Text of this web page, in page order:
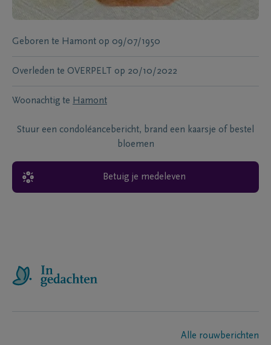
Geboren te Hamont op 09/07/1950
Overleden te OVERPELT op 20/10/2022
Woonachtig te Hamont
Stuur een condoléancebericht, brand een kaarsje of bestel
bloemen
Betuig je medeleven
Alle rouwberichten